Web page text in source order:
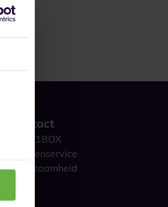
Contact
Over 1BOX
Klantenservice
Duurzaamheid